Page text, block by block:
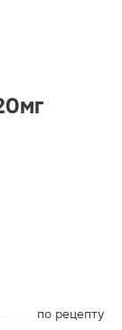
по рецепту